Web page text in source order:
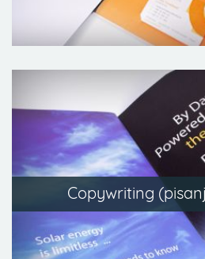
Copywriting